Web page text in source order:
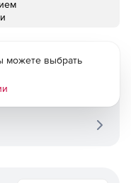
можете выбрать